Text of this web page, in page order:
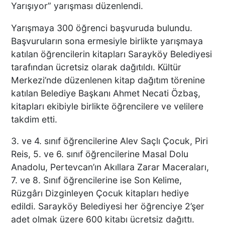
DENİZLİ’DE ÇARPIŞMANIN
ŞİDDETİYLE SAVRULDU! 5
ARAÇ HASAR GÖRDÜ
BAŞKAN ERDOĞAN, SON
ZİYARETLERİNE DEVAM
Macron’lu Tanıtım Filmi
Sosyal Medyayı Salladı
DENİZLİ’DE YAĞMUR
Yarışıyor” yarışması düzenlendi.
Yarışmaya 300 öğrenci başvuruda bulundu.
Başvuruların sona ermesiyle birlikte yarışmaya
katılan öğrencilerin kitapları Sarayköy Belediyesi
tarafından ücretsiz olarak dağıtıldı. Kültür
Merkezi’nde düzenlenen kitap dağıtım törenine
katılan Belediye Başkanı Ahmet Necati Özbaş,
kitapları ekibiyle birlikte öğrencilere ve velilere
takdim etti.
3. ve 4. sınıf öğrencilerine Alev Saçlı Çocuk, Piri
Reis, 5. ve 6. sınıf öğrencilerine Masal Dolu
Anadolu, Pertevcan’ın Akıllara Zarar Maceraları,
7. ve 8. Sınıf öğrencilerine ise Son Kelime,
Rüzgârı Dizginleyen Çocuk kitapları hediye
edildi. Sarayköy Belediyesi her öğrenciye 2’şer
adet olmak üzere 600 kitabı ücretsiz dağıttı.